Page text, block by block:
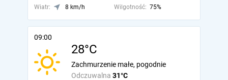
Wiatr:
8 km/h Wilgotność: 75%
09:00
28°C
Odczuwalna 31°C
Zachmurzenie małe, pogodnie